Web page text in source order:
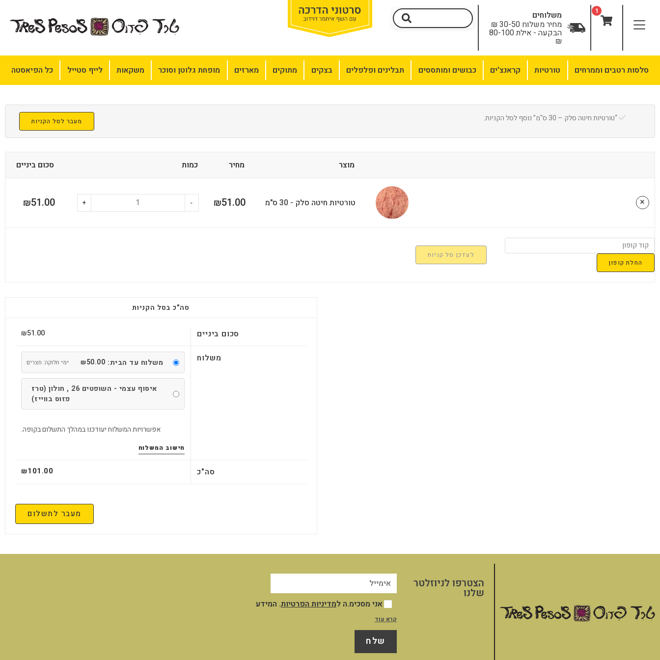
1 משלוחים
מחיר משלוח 30-50 ₪
הבקעה - אילת 80-100
₪
סלסות רטבים וממרחים טורטיות קראנצ'ים כבושים ומותססים תבלינים ופלפלים בצקים מתוקים מארזים מופחת גלוטן וסוכר משקאות לייף סטייל כל הפיאסטה
“טורטיות חיטה סלק – 30 ס"מ” נוסף לסל הקניות. מעבר לסל הקניות
מוצר מחיר כמות סכום ביניים
× טורטיות חיטה סלק - 30 ס"מ ₪51.00
-
+
₪51.00
החלת קופון
לעדכן סל קניות
סה"כ בסל הקניות
סכום ביניים ₪51.00
משלוח משלוח עד הבית: ₪50.00 ימי חלוקה: חצרים
איסוף עצמי - השופטים 26 , חולון (טרז
פזוס בווייז)
אפשרויות המשלוח יעודכנו במהלך התשלום בקופה.
חישוב המשלוח
סה"כ ₪101.00
מעבר לתשלום
הצטרפו לניוזלטר
שלנו
אני מסכימ.ה למדיניות הפרטיות. המידע
שייאסף אודותיי במסגרת השימוש שלי באתר
יישמר במאגר המידע שבשליטת החברה לצורך
ניהול וייעול השירות והקשר עמי, לצרכים
תפעוליים ושיווקיים כמפורט במדיניות
קרא עוד
שלח